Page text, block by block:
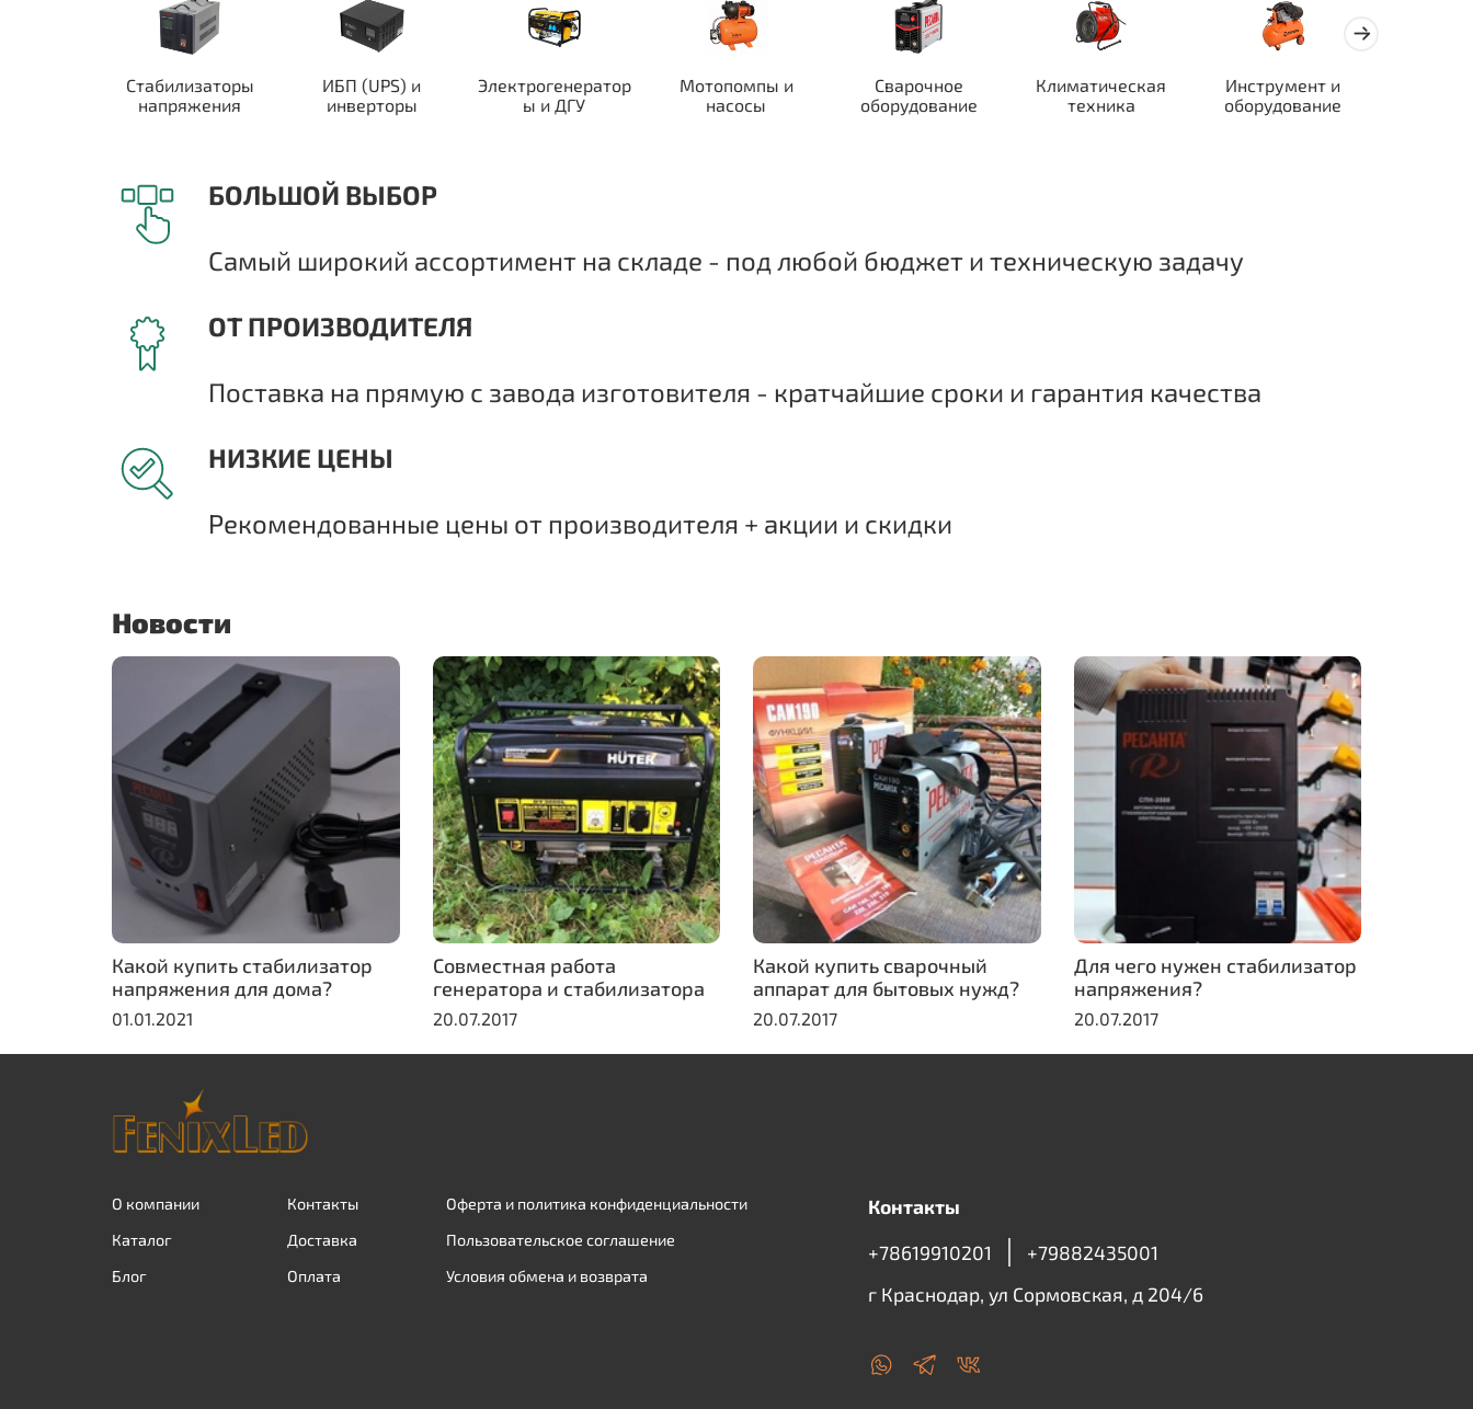
Стабилизаторы
напряжения
ИБП (UPS) и
инверторы
Электрогенератор
ы и ДГУ
Мотопомпы и
насосы
Сварочное
оборудование
Климатическая
техника
Инструмент и
оборудование
БОЛЬШОЙ ВЫБОР
Самый широкий ассортимент на складе - под любой бюджет и техническую задачу
ОТ ПРОИЗВОДИТЕЛЯ
Поставка на прямую с завода изготовителя - кратчайшие сроки и гарантия качества
НИЗКИЕ ЦЕНЫ
Рекомендованные цены от производителя + акции и скидки
Новости
Какой купить стабилизатор
напряжения для дома?
01.01.2021
Совместная работа
генератора и стабилизатора
20.07.2017
Какой купить сварочный
аппарат для бытовых нужд?
20.07.2017
Для чего нужен стабилизатор
напряжения?
20.07.2017
О компании
Каталог
Блог
Контакты
Доставка
Оплата
Оферта и политика конфиденциальности
Пользовательское соглашение
Условия обмена и возврата
Контакты
+78619910201
+79882435001
г Краснодар, ул Сормовская, д 204/6